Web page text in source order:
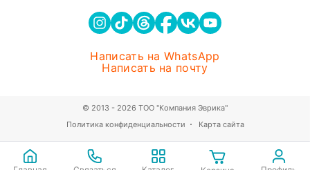
Написать на WhatsApp
Написать на почту
Политика конфиденциальности Карта сайта
© 2013 - 2026 ТОО "Компания Эврика"